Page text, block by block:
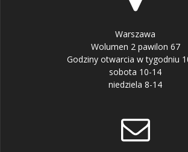
Warszawa
Wolumen 2 pawilon 67
Godziny otwarcia w tygodniu
sobota 10-14
niedziela 8-14